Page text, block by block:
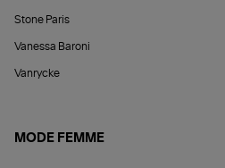
Stone Paris
Vanessa Baroni
Vanrycke
MODE FEMME